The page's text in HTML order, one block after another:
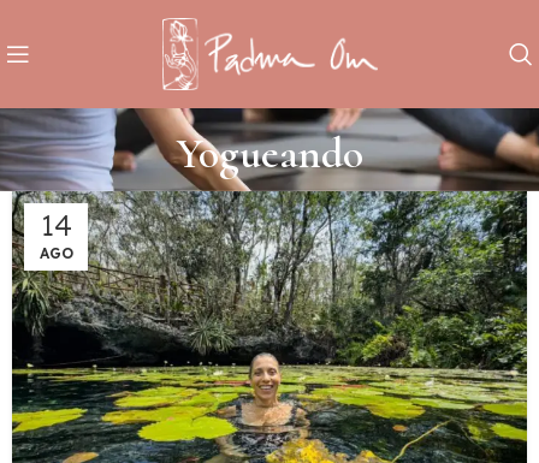
Yogueando
14
AGO